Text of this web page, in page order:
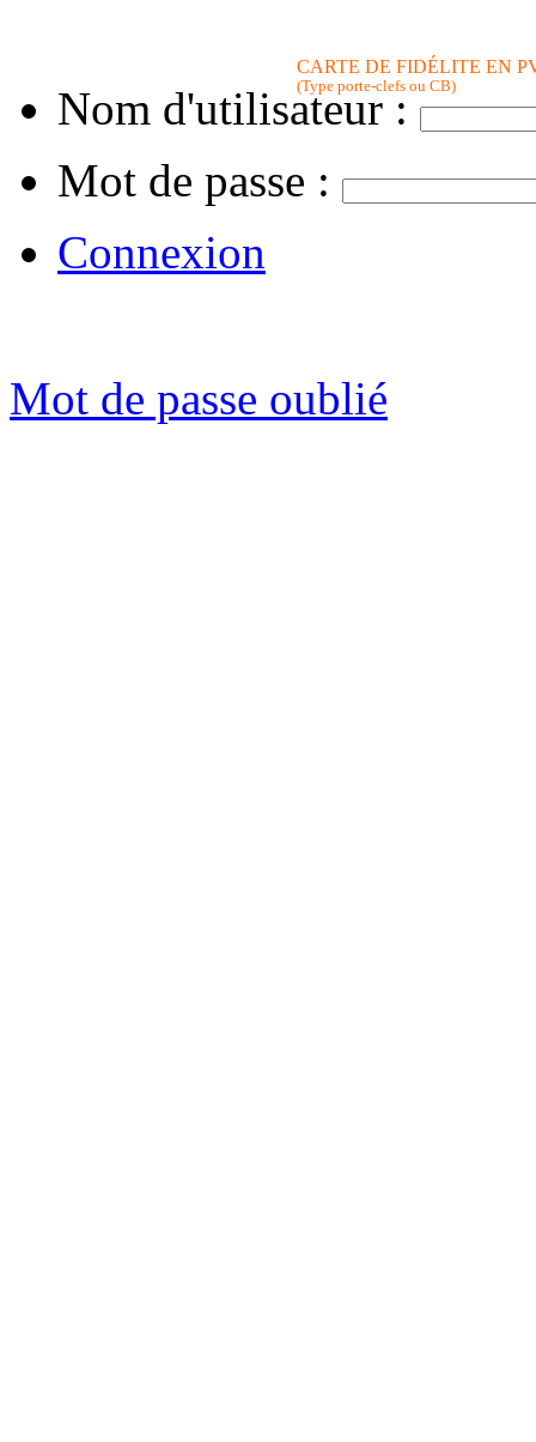
CARTE DE FIDÉLITE EN
(Type porte-clefs ou CB)
Nom d'utilisateur :
Mot de passe :
Connexion
Mot de passe oublié